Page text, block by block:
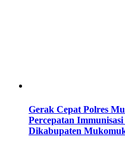
Gerak Cepat Polres
Percepatan
Dikabupaten